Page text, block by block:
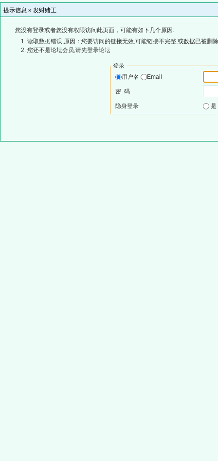
提示信息 » 发财赌王
您没有登录或者您没有权限访问此页面，可能有如下几个原因:
读取数据错误,原因：您要访问的链接无效,可能链接不完整,或数据已被删
您还不是论坛会员,请先登录论坛
登录
用户名
Email
密 码
隐身登录